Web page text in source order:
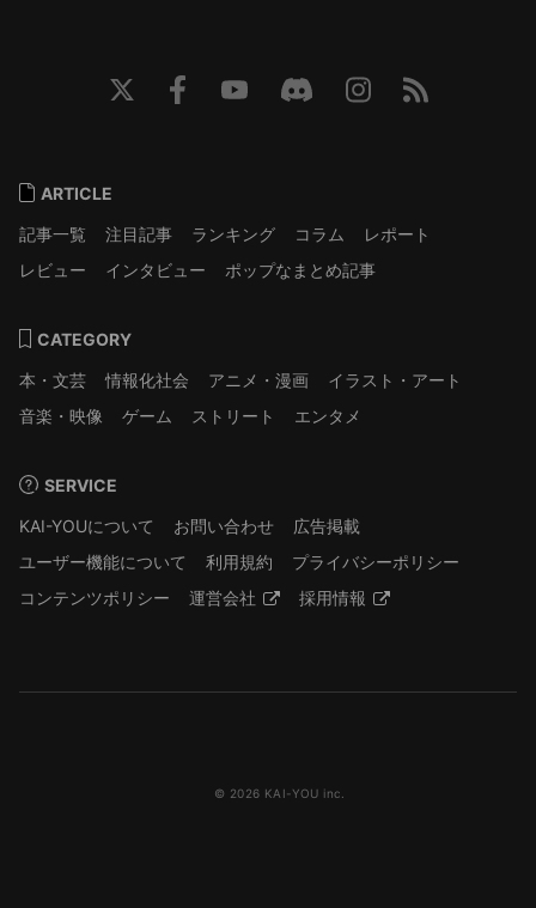
ARTICLE
記事一覧
注目記事 ランキング コラム
レポート
レビュー
インタビュー ポップなまとめ記事
CATEGORY
本・文芸
情報化社会 アニメ・漫画
イラスト・アート
音楽・映像
ゲーム ストリート エンタメ
SERVICE
KAI-YOUについて
お問い合わせ
広告掲載
ユーザー機能について
利用規約
プライバシーポリシー
コンテンツポリシー
運営会社 採用情報
© 2026 KAI-YOU inc.